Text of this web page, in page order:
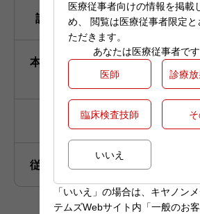
設立年 2018年4月
本社所在
アルゼンチン共和
レス市
Angel Machado
従業員数 約45名（2018年12
医療従事者向けの情報を掲載
め、 閲覧は医療従事者限定と
ただきます。
あなたは医療従事者で
医師 診療
臨床検査技師
いいえ
「いいえ」の場合は、キヤノン
テムズWebサイト内「一般のお